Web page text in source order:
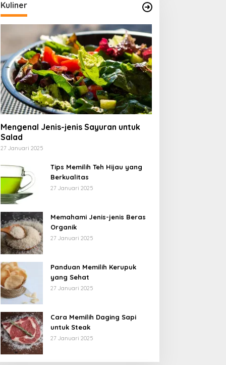
Kuliner
Mengenal Jenis-jenis Sayuran untuk
Salad
27 Januari 2025
Tips Memilih Teh Hijau yang
Berkualitas
27 Januari 2025
Memahami Jenis-jenis Beras
Organik
27 Januari 2025
Panduan Memilih Kerupuk
yang Sehat
27 Januari 2025
Cara Memilih Daging Sapi
untuk Steak
27 Januari 2025